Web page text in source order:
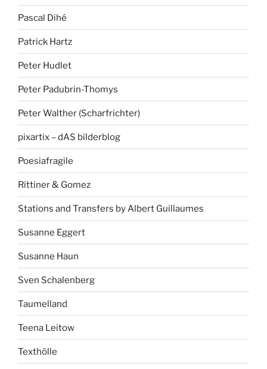
Pascal Dihé
Patrick Hartz
Peter Hudlet
Peter Padubrin-Thomys
Peter Walther (Scharfrichter)
pixartix – dAS bilderblog
Poesiafragile
Rittiner & Gomez
Stations and Transfers by Albert Guillaumes
Susanne Eggert
Susanne Haun
Sven Schalenberg
Taumelland
Teena Leitow
Texthölle